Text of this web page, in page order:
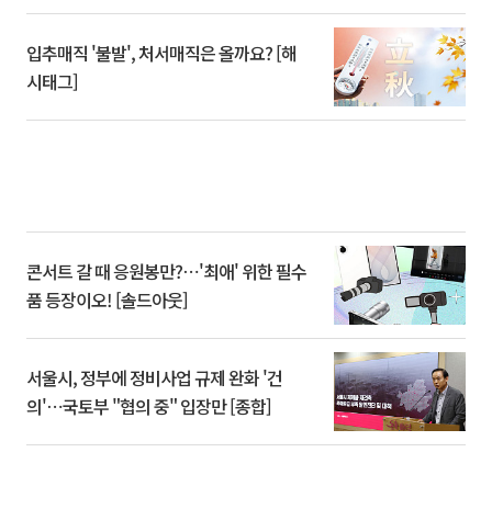
입추매직 '불발', 처서매직은 올까요? [해
시태그]
콘서트 갈 때 응원봉만?⋯'최애' 위한 필수
품 등장이오! [솔드아웃]
서울시, 정부에 정비사업 규제 완화 '건
의'⋯국토부 "협의 중" 입장만 [종합]